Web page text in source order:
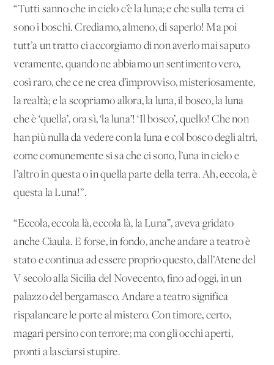
“Tutti sanno che in cielo c’è la luna; e che sulla terra ci
sono i boschi. Crediamo, almeno, di saperlo! Ma poi
tutt’a un tratto ci accorgiamo di non averlo mai saputo
veramente, quando ne abbiamo un sentimento vero,
così raro, che ce ne crea d’improvviso, misteriosamente,
la realtà; e la scopriamo allora, la luna, il bosco, la luna
che è ‘quella’, ora sì, ‘la luna’! ‘Il bosco’, quello! Che non
han più nulla da vedere con la luna e col bosco degli altri,
come comunemente si sa che ci sono, l’una in cielo e
l’altro in questa o in quella parte della terra. Ah, eccola, è
questa la Luna!”.
“Eccola, eccola là, eccola là, la Luna”, aveva gridato
anche Ciaula. E forse, in fondo, anche andare a teatro è
stato e continua ad essere proprio questo, dall’Atene del
V secolo alla Sicilia del Novecento, fino ad oggi, in un
palazzo del bergamasco. Andare a teatro significa
rispalancare le porte al mistero. Con timore, certo,
magari persino con terrore; ma con gli occhi aperti,
pronti a lasciarsi stupire.